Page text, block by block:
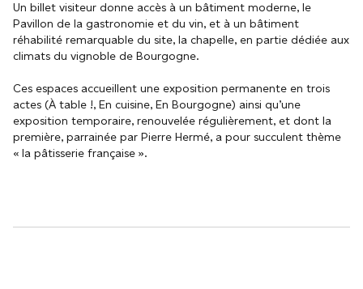
Un billet visiteur donne accès à un bâtiment moderne, le
Pavillon de la gastronomie et du vin, et à un bâtiment
réhabilité remarquable du site, la chapelle, en partie dédiée aux
climats du vignoble de Bourgogne.
Ces espaces accueillent une exposition permanente en trois
actes (À table !, En cuisine, En Bourgogne) ainsi qu’une
exposition temporaire, renouvelée régulièrement, et dont la
première, parrainée par Pierre Hermé, a pour succulent thème
« la pâtisserie française ».